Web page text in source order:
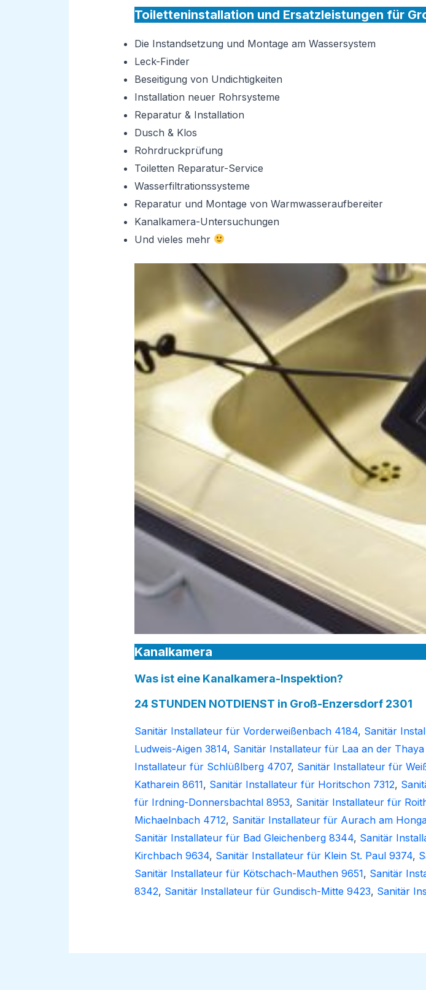
Toiletteninstallation und Ersatzleistungen für
Die Instandsetzung und Montage am Wassersystem
Leck-Finder
Beseitigung von Undichtigkeiten
Installation neuer Rohrsysteme
Reparatur & Installation
Dusch & Klos
Rohrdruckprüfung
Toiletten Reparatur-Service
Wasserfiltrationssysteme
Reparatur und Montage von Warmwasseraufbereiter
Kanalkamera-Untersuchungen
Und vieles mehr
Kanalkamera
Was ist eine Kanalkamera-Inspektion?
24 STUNDEN NOTDIENST in Groß-Enzersdorf 2301
Sanitär Installateur für Vorderweißenbach 4184, Sanitär
Ludweis-Aigen 3814, Sanitär Installateur für Laa an der Thaya
Installateur für Schlüßlberg 4707, Sanitär Installateur für
Katharein 8611, Sanitär Installateur für Horitschon 7312,
für Irdning-Donnersbachtal 8953, Sanitär Installateur für
Michaelnbach 4712, Sanitär Installateur für Aurach am
Sanitär Installateur für Bad Gleichenberg 8344, Sanitär
Kirchbach 9634, Sanitär Installateur für Klein St. Paul 9374,
Sanitär Installateur für Kötschach-Mauthen 9651, Sanitär
8342, Sanitär Installateur für Gundisch-Mitte 9423, Sanitär